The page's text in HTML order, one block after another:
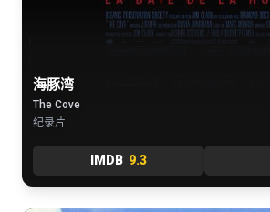
海豚湾
The Cove
纪录片
IMDB 9.3